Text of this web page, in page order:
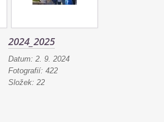
2024_2025
Datum: 2. 9. 2024
Fotografií: 422
Složek: 22